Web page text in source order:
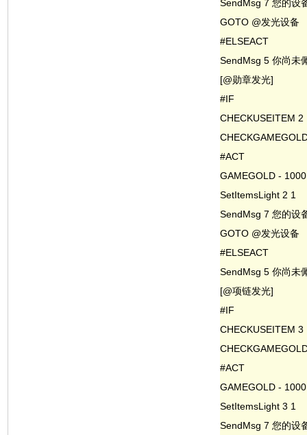
SendMsg 7 您的设
GOTO @发光设备
#ELSEACT
SendMsg 5 你尚未
[@勋章发光]
#IF
CHECKUSEITEM 2
#ACT
GAMEGOLD - 1000
SetItemsLight 2 1
SendMsg 7 您的设
GOTO @发光设备
#ELSEACT
SendMsg 5 你尚未
[@项链发光]
#IF
CHECKUSEITEM 3
#ACT
GAMEGOLD - 1000
SetItemsLight 3 1
SendMsg 7 您的设